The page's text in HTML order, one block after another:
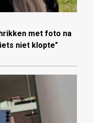
met foto na
niet klopte"